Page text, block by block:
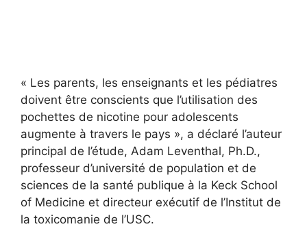
« Les parents, les enseignants et les pédiatres
doivent être conscients que l’utilisation des
pochettes de nicotine pour adolescents
augmente à travers le pays », a déclaré l’auteur
principal de l’étude, Adam Leventhal, Ph.D.,
professeur d’université de population et de
sciences de la santé publique à la Keck School
of Medicine et directeur exécutif de l’Institut de
la toxicomanie de l’USC.